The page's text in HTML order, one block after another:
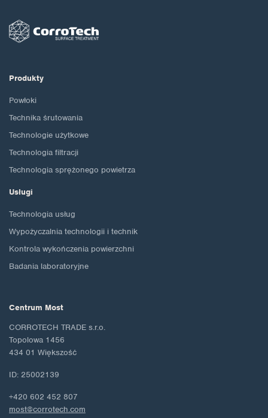
Produkty
Powłoki
Technika śrutowania
Technologie użytkowe
Technologia filtracji
Technologia sprężonego powietrza
Usługi
Technologia usług
Wypożyczalnia technologii i technik
Kontrola wykończenia powierzchni
Badania laboratoryjne
Centrum Most
CORROTECH TRADE s.r.o.
Topolowa 1456
434 01 Większość
ID: 25002139
+420 602 452 807
most@corrotech.com